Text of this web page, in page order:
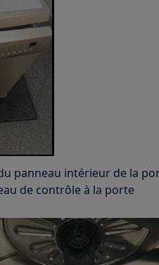
panneau intérieur de la
de contrôle à la porte